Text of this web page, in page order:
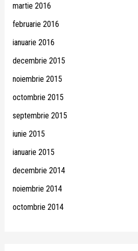
martie 2016
februarie 2016
ianuarie 2016
decembrie 2015
noiembrie 2015
octombrie 2015
septembrie 2015
iunie 2015
ianuarie 2015
decembrie 2014
noiembrie 2014
octombrie 2014